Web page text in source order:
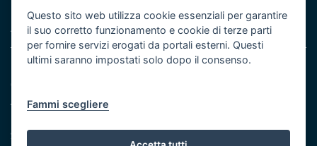
Iniziativa finanziata con risorse del POR Puglia 2014/2020 -
Asse XI
Note legali
Cookie e privacy
Atti di notifica
Servizi Intranet
Questo sito web utilizza cookie essenziali per garantire
il suo corretto funzionamento e cookie di terze parti
per fornire servizi erogati da portali esterni. Questi
ultimi saranno impostati solo dopo il consenso.
Fammi scegliere